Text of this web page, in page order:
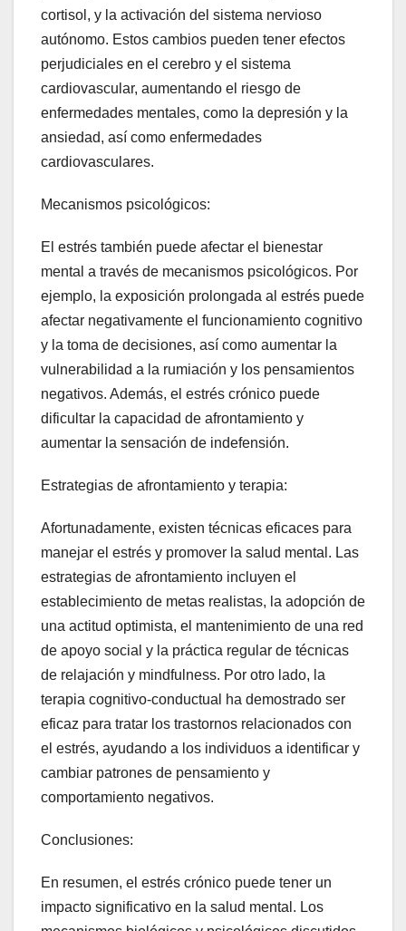
cortisol, y la activación del sistema nervioso
autónomo. Estos cambios pueden tener efectos
perjudiciales en el cerebro y el sistema
cardiovascular, aumentando el riesgo de
enfermedades mentales, como la depresión y la
ansiedad, así como enfermedades
cardiovasculares.
Mecanismos psicológicos:
El estrés también puede afectar el bienestar
mental a través de mecanismos psicológicos. Por
ejemplo, la exposición prolongada al estrés puede
afectar negativamente el funcionamiento cognitivo
y la toma de decisiones, así como aumentar la
vulnerabilidad a la rumiación y los pensamientos
negativos. Además, el estrés crónico puede
dificultar la capacidad de afrontamiento y
aumentar la sensación de indefensión.
Estrategias de afrontamiento y terapia:
Afortunadamente, existen técnicas eficaces para
manejar el estrés y promover la salud mental. Las
estrategias de afrontamiento incluyen el
establecimiento de metas realistas, la adopción de
una actitud optimista, el mantenimiento de una red
de apoyo social y la práctica regular de técnicas
de relajación y mindfulness. Por otro lado, la
terapia cognitivo-conductual ha demostrado ser
eficaz para tratar los trastornos relacionados con
el estrés, ayudando a los individuos a identificar y
cambiar patrones de pensamiento y
comportamiento negativos.
Conclusiones:
En resumen, el estrés crónico puede tener un
impacto significativo en la salud mental. Los